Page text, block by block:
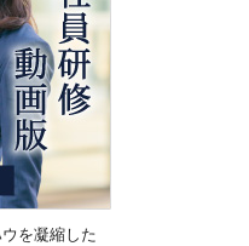
を凝縮した